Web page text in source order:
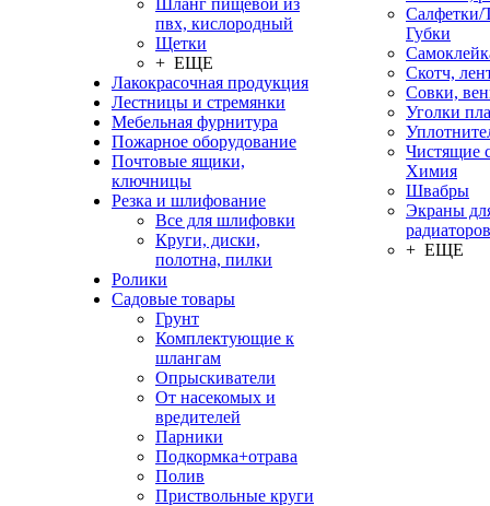
Шланг пищевой из
пвх, кислородный
Щетки
+ ЕЩЕ
Лакокрасочная продукция
Лестницы и стремянки
Мебельная фурнитура
Пожарное оборудование
Почтовые ящики,
ключницы
Резка и шлифование
Все для шлифовки
Круги, диски,
полотна, пилки
Ролики
Садовые товары
Грунт
Комплектующие к
шлангам
Опрыскиватели
От насекомых и
вредителей
Парники
Подкормка+отрава
Полив
Приствольные круги
Салфетки/
Губки
Скотч,
Совки,
Уголки
Чистящие
Химия
Швабры
Экраны
радиаторов
+ ЕЩЕ